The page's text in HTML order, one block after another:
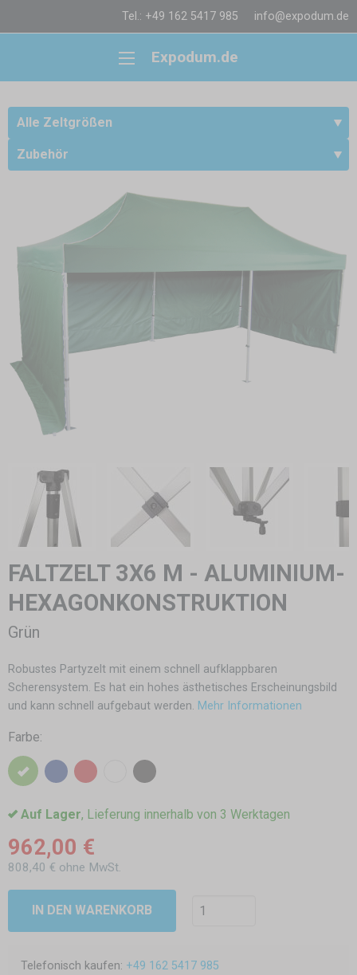
Tel.: +49 162 5417 985 info@expodum.de
Expodum.de
Alle Zeltgrößen
Zubehör
FALTZELT 3X6 M - ALUMINIUM-
HEXAGONKONSTRUKTION
Grün
Robustes Partyzelt mit einem schnell aufklappbaren
Scherensystem. Es hat ein hohes ästhetisches Erscheinungsbild
und kann schnell aufgebaut werden. Mehr Informationen
Farbe:
Auf Lager, Lieferung innerhalb von 3 Werktagen
962,00 €
808,40 € ohne MwSt.
IN DEN WARENKORB
Telefonisch kaufen: +49 162 5417 985